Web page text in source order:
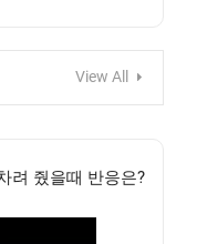
View All
려 줬을때 반응은?